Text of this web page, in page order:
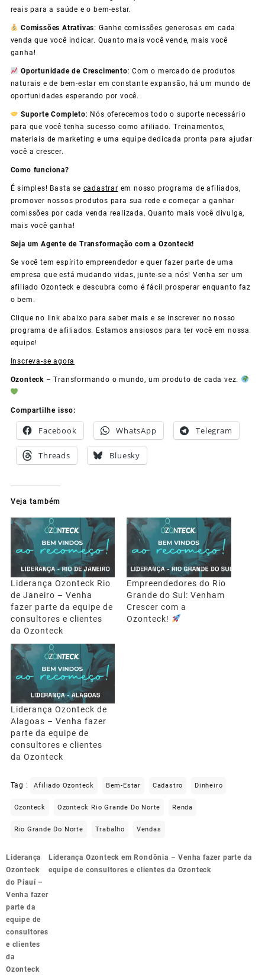
reais para a saúde e o bem-estar.
Comissões Atrativas: Ganhe comissões generosas em cada
venda que você indicar. Quanto mais você vende, mais você
ganha!
Oportunidade de Crescimento: Com o mercado de produtos
naturais e de bem-estar em constante expansão, há um mundo de
oportunidades esperando por você.
Suporte Completo: Nós oferecemos todo o suporte necessário
para que você tenha sucesso como afiliado. Treinamentos,
materiais de marketing e uma equipe dedicada pronta para ajudar
você a crescer.
Como funciona?
É simples! Basta se cadastrar em nosso programa de afiliados,
promover nossos produtos para sua rede e começar a ganhar
comissões por cada venda realizada. Quanto mais você divulga,
mais você ganha!
Seja um Agente de Transformação com a Ozonteck!
Se você tem espírito empreendedor e quer fazer parte de uma
empresa que está mudando vidas, junte-se a nós! Venha ser um
afiliado Ozonteck e descubra como é fácil prosperar enquanto faz
o bem.
Clique no link abaixo para saber mais e se inscrever no nosso
programa de afiliados. Estamos ansiosos para ter você em nossa
equipe!
Inscreva-se agora
Ozonteck– Transformando o mundo, um produto de cada vez.
Compartilhe isso:
Facebook WhatsApp Telegram
Threads Bluesky
Veja também
Liderança Ozonteck Rio
de Janeiro – Venha
fazer parte da equipe de
consultores e clientes
da Ozonteck
Empreendedores do Rio
Grande do Sul: Venham
Crescer com a
Ozonteck!
Liderança Ozonteck de
Alagoas – Venha fazer
parte da equipe de
consultores e clientes
da Ozonteck
Tag : Afiliado Ozonteck Bem-Estar Cadastro Dinheiro
Ozonteck Ozonteck Rio Grande Do Norte Renda
Rio Grande Do Norte Trabalho Vendas
Navegação
de
Post
Liderança
Ozonteck
do Piauí –
Venha fazer
parte da
equipe de
consultores
e clientes
da
Ozonteck
Liderança Ozonteck em Rondônia – Venha fazer parte da
equipe de consultores e clientes da Ozonteck